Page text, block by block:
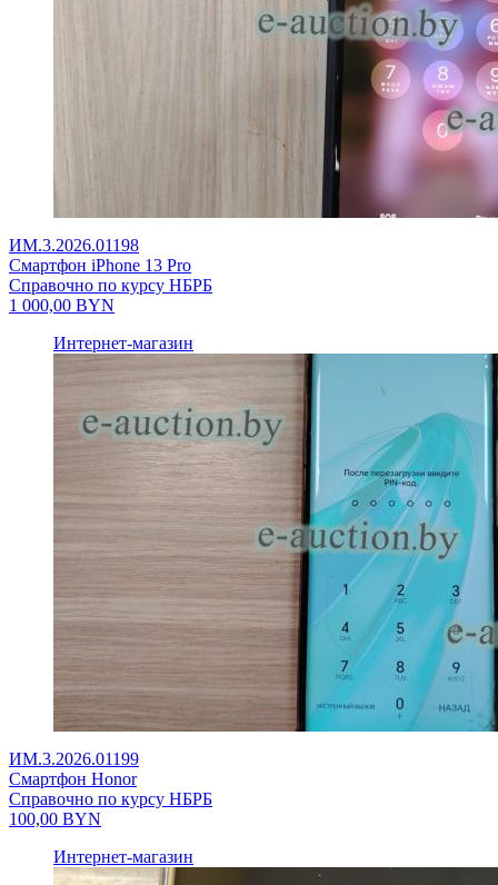
ИМ.3.2026.01198
Смартфон iPhone 13 Pro
Справочно по курсу НБРБ
1 000,00 BYN
Интернет-магазин
ИМ.3.2026.01199
Смартфон Honor
Справочно по курсу НБРБ
100,00 BYN
Интернет-магазин